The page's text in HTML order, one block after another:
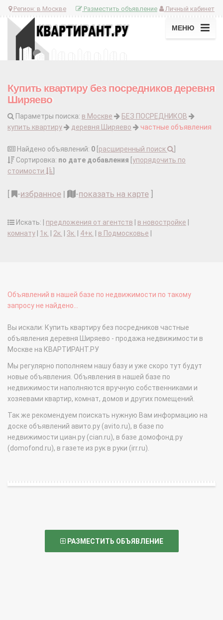
Регион: в Москве Личный кабинет
Разместить объявление
МЕНЮ
Купить квартиру без посредников деревня
Ширяево
Параметры поиска: в Москве
БЕЗ ПОСРЕДНИКОВ
купить квартиру
деревня Ширяево частные объявления
Найдено объявлений: 0 расширенный поиск
Сортировка: по дате добавления упорядочить по
стоимости
-избранное | -показать на карте
Искать: | предложения от агентств в новостройке
комнату
1к. 2к. 3к. 4+к. в Подмосковье
Объявлений в нашей базе по недвижимости по такому
запросу не найдено...
Вы искали: Купить квартиру без посредников частные
объявления деревня Ширяево - продажа недвижимости в
Москве на КВАРТИРАНТ.РУ
Мы регулярно пополняем нашу базу и уже скоро тут будут
новые объявления. Объявления в нашей базе по
недвижимости наполняются вручную собственниками и
хозяевами квартир, комнат, домов и других помещений.
Так же рекомендуем поискать нужную Вам информацию на
доске объявлений авито.ру (avito.ru), в базе по
недвижимости циан.ру (cian.ru), в базе домофонд.ру
(domofond.ru), в газете из рук в руки (irr.ru).
РАЗМЕСТИТЬ ОБЪЯВЛЕНИЕ